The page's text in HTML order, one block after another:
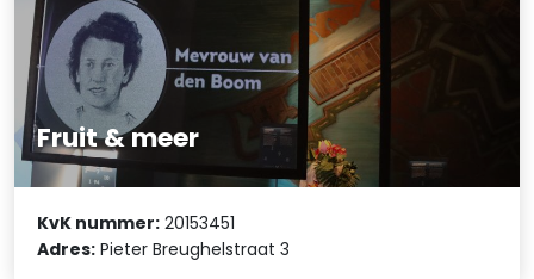
Fruit & meer
KvK nummer: 20153451
Adres: Pieter Breughelstraat 3